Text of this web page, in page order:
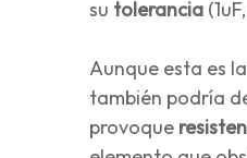
su tolerancia
Aunque esta es
también podría
provoque